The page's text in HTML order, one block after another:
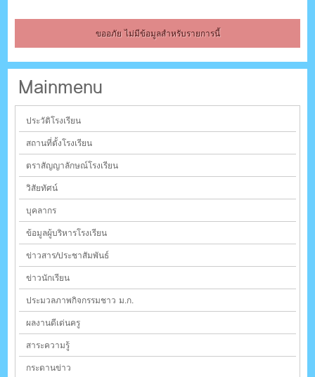
ขออภัย ไม่มีข้อมูลสำหรับรายการนี้
Mainmenu
ประวัติโรงเรียน
สถานที่ตั้งโรงเรียน
ตราสัญญาลักษณ์โรงเรียน
วิสัยทัศน์
บุคลากร
ข้อมูลผู้บริหารโรงเรียน
ข่าวสาร/ประชาสัมพันธ์
ข่าวนักเรียน
ประมวลภาพกิจกรรมชาว ม.ก.
ผลงานดีเด่นครู
สาระความรู้
กระดานข่าว